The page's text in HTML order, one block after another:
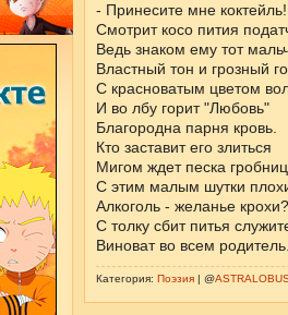
- Принесите мне коктейль!
Смотрит косо пития
Ведь знаком ему тот
Властный тон и грозный
С красноватым цветом
И во лбу горит "Любовь"
Благородна парня кровь.
Кто заставит его злиться
Мигом ждет песка
С этим малым шутки
Алкоголь - желанье крохи?
С толку сбит питья
Виноват во всем родитель.
Категория: Поэзия| @ASTRALOBUS